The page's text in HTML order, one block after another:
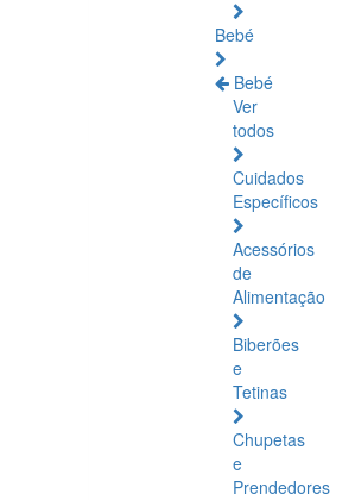
Bebé
Bebé
Ver
todos
Cuidados
Específicos
Acessórios
de
Alimentação
Biberões
e
Tetinas
Chupetas
e
Prendedores